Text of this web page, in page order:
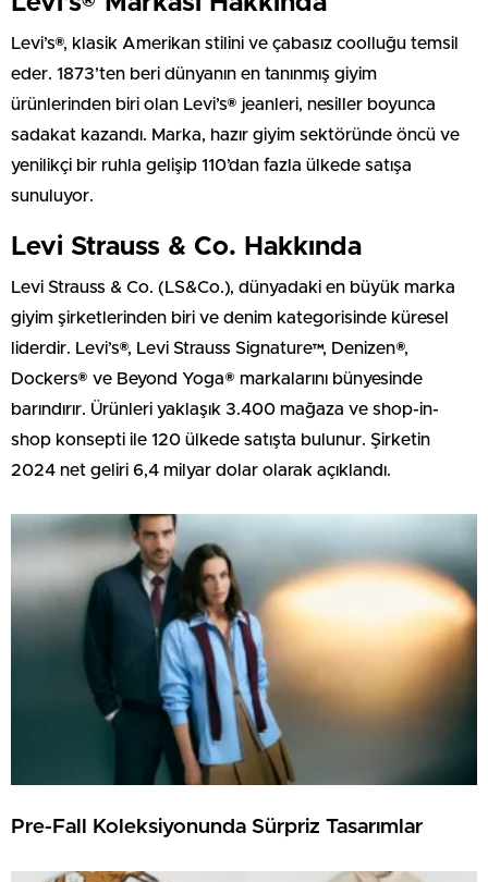
Levi’s®, klasik Amerikan stilini ve çabasız coolluğu temsil
eder. 1873’ten beri dünyanın en tanınmış giyim
ürünlerinden biri olan Levi’s® jeanleri, nesiller boyunca
sadakat kazandı. Marka, hazır giyim sektöründe öncü ve
yenilikçi bir ruhla gelişip 110’dan fazla ülkede satışa
sunuluyor.
Levi Strauss & Co. Hakkında
Levi Strauss & Co. (LS&Co.), dünyadaki en büyük marka
giyim şirketlerinden biri ve denim kategorisinde küresel
liderdir. Levi’s®, Levi Strauss Signature™, Denizen®,
Dockers® ve Beyond Yoga® markalarını bünyesinde
barındırır. Ürünleri yaklaşık 3.400 mağaza ve shop-in-
shop konsepti ile 120 ülkede satışta bulunur. Şirketin
2024 net geliri 6,4 milyar dolar olarak açıklandı.
Pre-Fall Koleksiyonunda Sürpriz Tasarımlar